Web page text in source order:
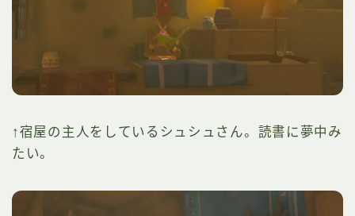
↑宿屋の主人をしているシュシュさん。読書に夢中み
たい。